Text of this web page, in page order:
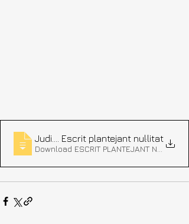
Judici 17-A. Escrit plantejant nul·litat
Download ESCRIT PLANTEJANT